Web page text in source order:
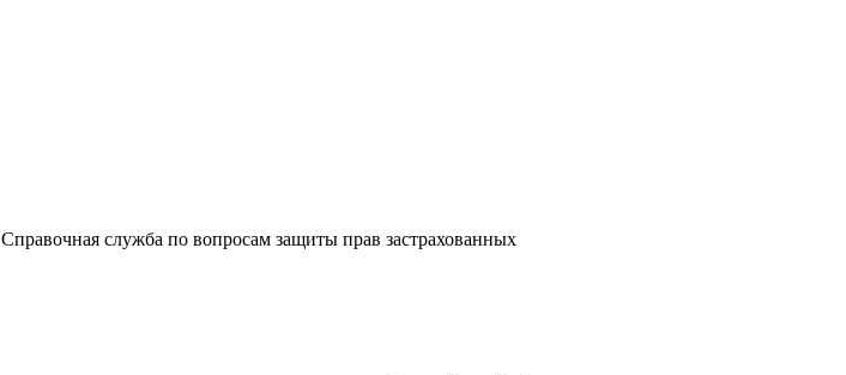
Справочная служба по вопросам защиты прав застрахованных